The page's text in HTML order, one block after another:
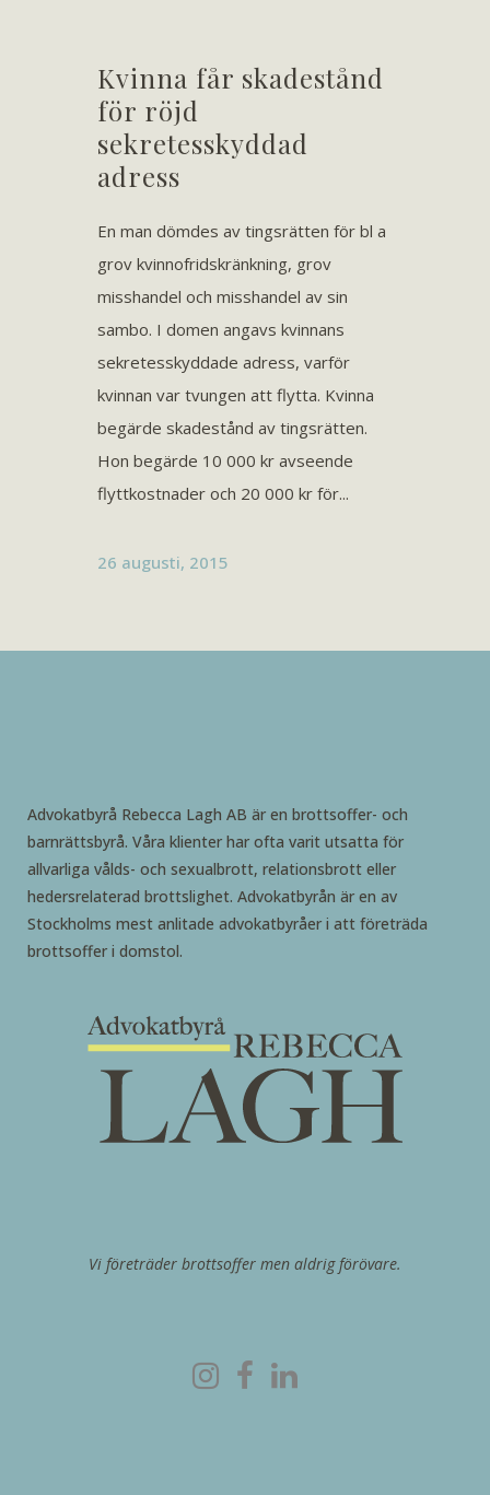
Kvinna får skadestånd
för röjd
sekretesskyddad
adress
En man dömdes av tingsrätten för bl a
grov kvinnofridskränkning, grov
misshandel och misshandel av sin
sambo. I domen angavs kvinnans
sekretesskyddade adress, varför
kvinnan var tvungen att flytta. Kvinna
begärde skadestånd av tingsrätten.
Hon begärde 10 000 kr avseende
flyttkostnader och 20 000 kr för...
26 augusti, 2015
Advokatbyrå Rebecca Lagh AB är en brottsoffer- och
barnrättsbyrå. Våra klienter har ofta varit utsatta för
allvarliga vålds- och sexualbrott, relationsbrott eller
hedersrelaterad brottslighet. Advokatbyrån är en av
Stockholms mest anlitade advokatbyråer i att företräda
brottsoffer i domstol.
Vi företräder brottsoffer men aldrig förövare.